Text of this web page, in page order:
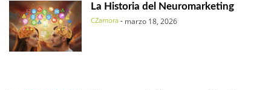
La Historia del Neuromarketing
CZamora - marzo 18, 2026